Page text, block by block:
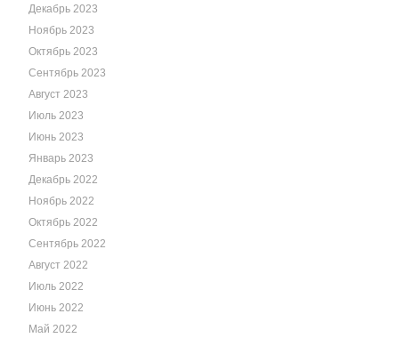
Декабрь 2023
Ноябрь 2023
Октябрь 2023
Сентябрь 2023
Август 2023
Июль 2023
Июнь 2023
Январь 2023
Декабрь 2022
Ноябрь 2022
Октябрь 2022
Сентябрь 2022
Август 2022
Июль 2022
Июнь 2022
Май 2022